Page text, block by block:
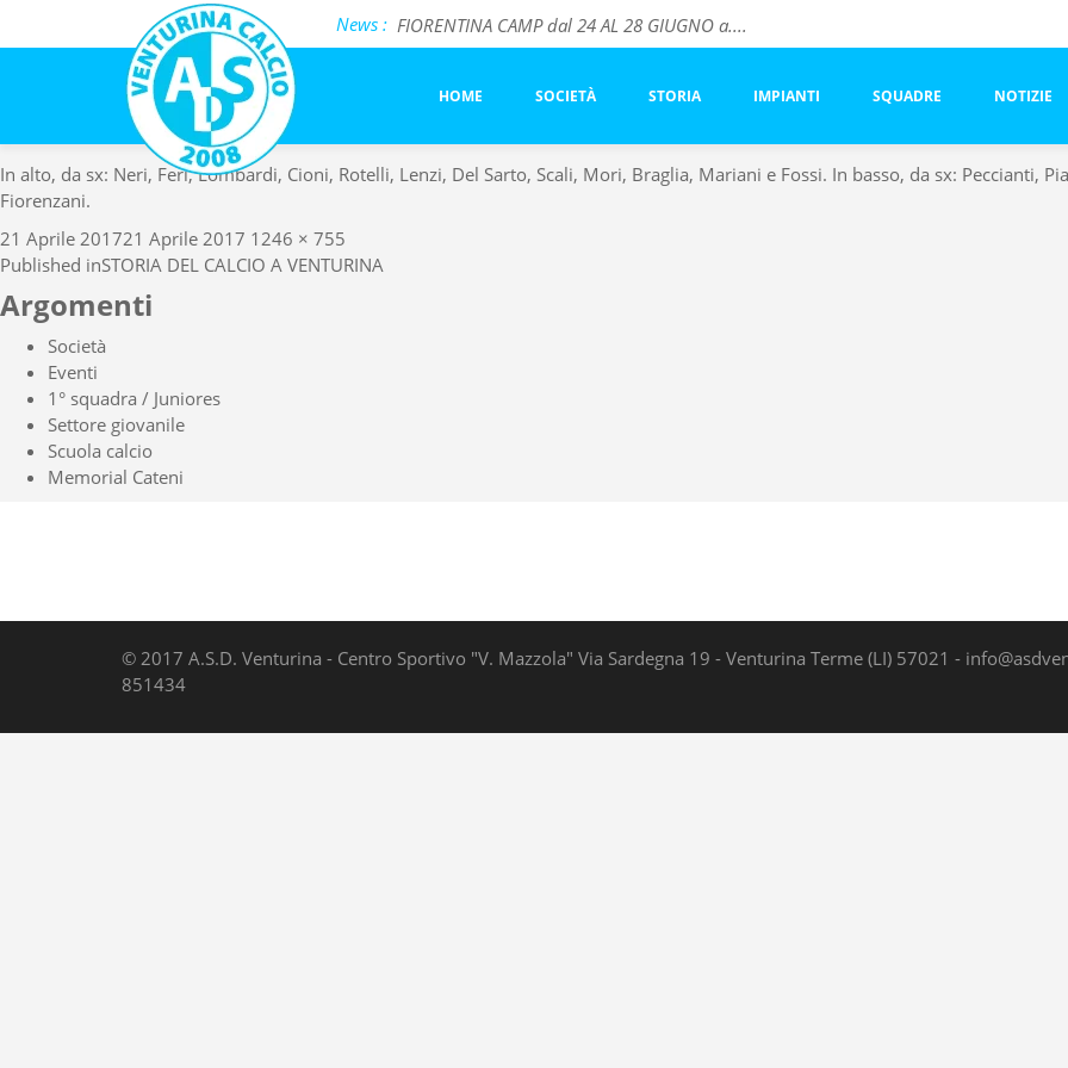
News : FIORENTINA CAMP dal 24 AL 28 GIUGNO a....
Incontro formativo ACF FIORENTINA
HOME SOCIETÀ STORIA IMPIANTI SQUADRE NOTIZIE
venturina-7172
In alto, da sx: Neri, Feri, Lombardi, Cioni, Rotelli, Lenzi, Del Sarto, Scali, Mori, Braglia, Mariani e Fossi. In basso, da sx: Peccianti,
Fiorenzani.
Posted
on
21 Aprile 201721 Aprile 2017 Full
size
1246 × 755
Navigazione
articoli
Published inSTORIA DEL CALCIO A VENTURINA
Argomenti
Società
Eventi
1° squadra / Juniores
Settore giovanile
Scuola calcio
Memorial Cateni
© 2017 A.S.D. Venturina - Centro Sportivo "V. Mazzola" Via Sardegna 19 - Venturina Terme (LI) 57021 -
851434